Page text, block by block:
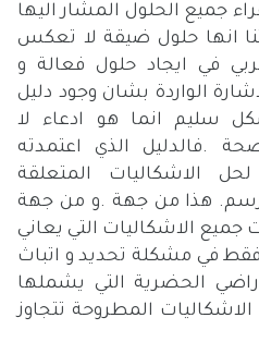
جميع الحلول المشار اليها
انها حلول ضيقة لا تعكس
في ايجاد حلول فعالة و
الواردة بشان وجود دليل
سليم انما هو ادعاء لا
.فالدليل الذي اعتمدته
لحل الاشكاليات المتعلقة
هذا من جهة .و من جهة
جميع الاشكاليات التي يعاني
في مشكلة تحديد و اتباث
الحضرية التي يشملها
المطروحة تتجاوز